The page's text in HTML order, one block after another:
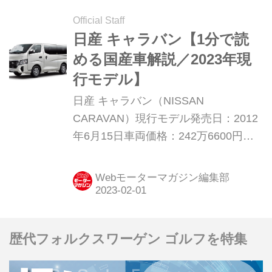
Official Staff
日産 キャラバン【1分で読
める国産車解説／2023年現
行モデル】
日産 キャラバン（NISSAN
CARAVAN）現行モデル発売日：2012
年6月15日車両価格：242万6600円〜
Webモーターマガジン編集部
歴代フォルクスワーゲン ゴルフを特集